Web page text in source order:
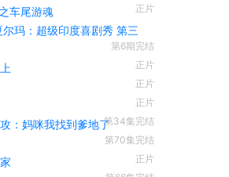
车尾游魂
正片
尔玛：超级印度喜剧秀 第三
第6期完结
正片
正片
正片
：妈咪我找到爹地了第34集完结
第70集完结
正片